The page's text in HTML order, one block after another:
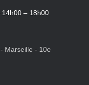
14h00 – 18h00
Marseille - 10e